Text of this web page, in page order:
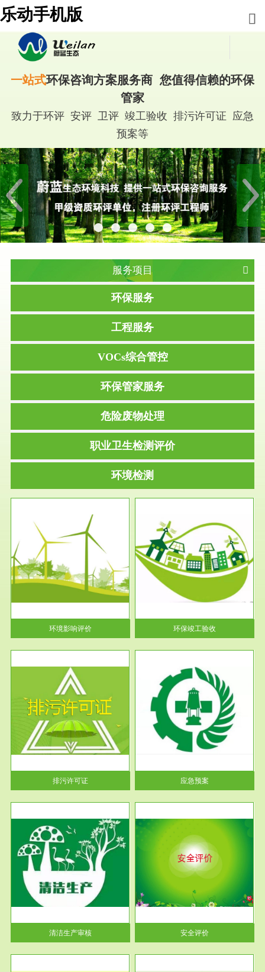
乐动手机版
一站式环保咨询方案服务商 您值得信赖的环保
管家
致力于环评 安评 卫评 竣工验收 排污许可证 应急
预案等
服务项目
环保服务
工程服务
VOCs综合管控
环保管家服务
危险废物处理
职业卫生检测评价
环境检测
环境影响评价
服务范围
环保竣工验收
根据《建设项目环境保护管理条
例》第十七条 编制环境影响报
告书、...
环保竣工验收
排污许可证
服务范围
应急预案
根据《中华人民共和国环境保护
法》第十九条 企业事业单位应
当按照...
应急预案
清洁生产审核
服务范围
安全评价
安全评价安全评价目的是查找、
分析和预测工程、系统、生产经
营活...
安全评价